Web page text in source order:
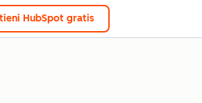
HubSpot gratis